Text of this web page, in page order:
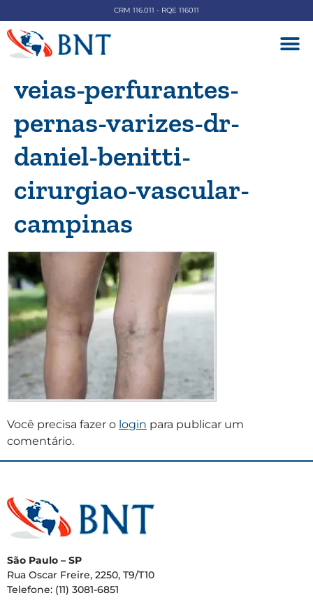
CRM 116.011 - RQE 116011
veias-perfurantes-
pernas-varizes-dr-
daniel-benitti-
cirurgiao-vascular-
campinas
Você precisa fazer o login para publicar um
comentário.
São Paulo – SP
Rua Oscar Freire, 2250, T9/T10
Telefone: (11) 3081-6851